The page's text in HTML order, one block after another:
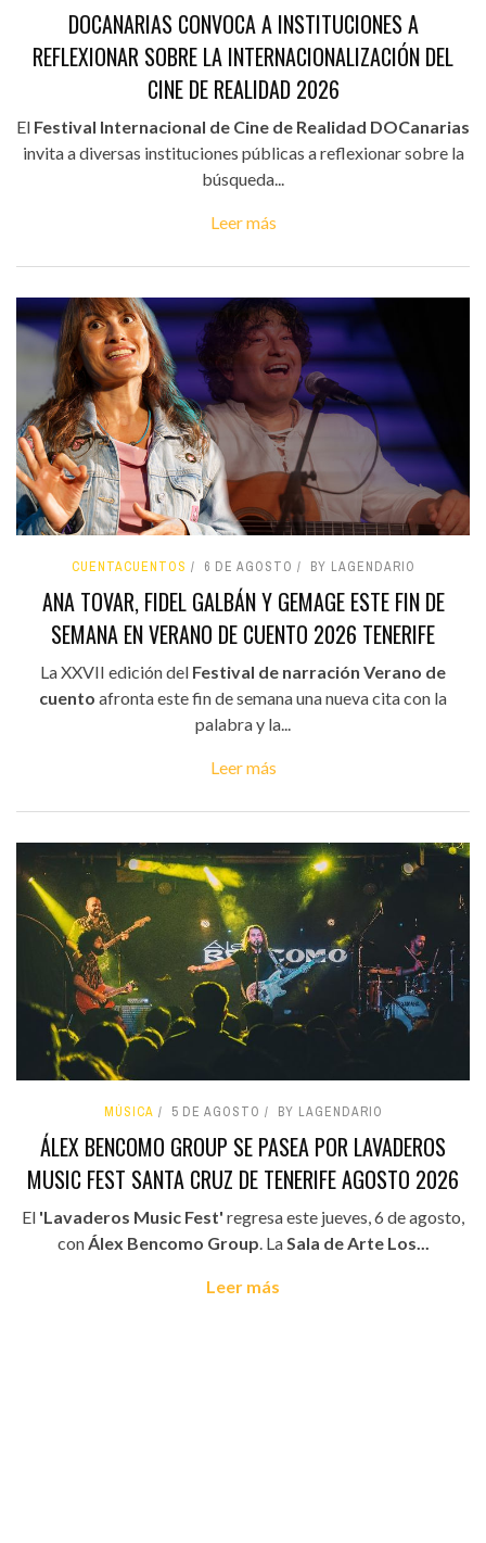
DOCANARIAS CONVOCA A INSTITUCIONES A
REFLEXIONAR SOBRE LA INTERNACIONALIZACIÓN DEL
CINE DE REALIDAD 2026
El Festival Internacional de Cine de Realidad DOCanarias
invita a diversas instituciones públicas a reflexionar sobre la
búsqueda...
Leer más
CUENTACUENTOS 6 DE AGOSTO BY LAGENDARIO
ANA TOVAR, FIDEL GALBÁN Y GEMAGE ESTE FIN DE
SEMANA EN VERANO DE CUENTO 2026 TENERIFE
La XXVII edición del Festival de narración Verano de
cuento afronta este fin de semana una nueva cita con la
palabra y la...
Leer más
MÚSICA 5 DE AGOSTO BY LAGENDARIO
ÁLEX BENCOMO GROUP SE PASEA POR LAVADEROS
MUSIC FEST SANTA CRUZ DE TENERIFE AGOSTO 2026
El 'Lavaderos Music Fest' regresa este jueves, 6 de agosto,
conÁlex Bencomo Group. LaSala de Arte Los...
Leer más